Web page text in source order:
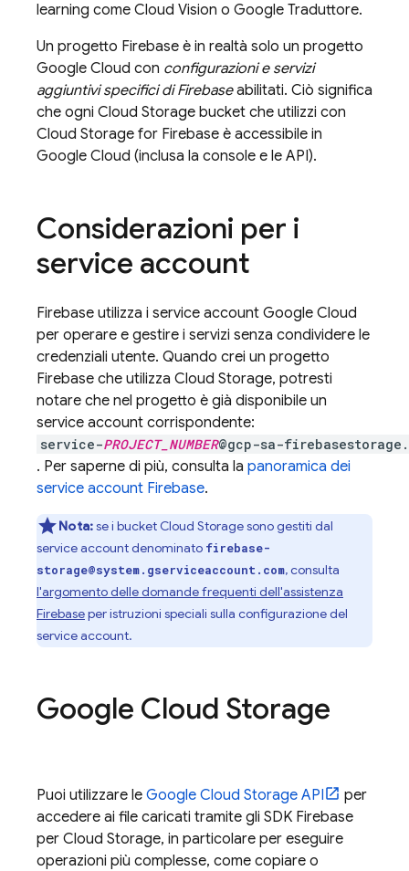
learning come Cloud Vision o Google Traduttore.
Un progetto Firebase è in realtà solo un progetto
Google Cloud con configurazioni e servizi
aggiuntivi specifici di Firebaseabilitati. Ciò significa
che ogni Cloud Storage bucket che utilizzi con
Cloud Storage for Firebase è accessibile in
Google Cloud (inclusa la console e le API).
Considerazioni per i
service account
Firebase utilizza i service account Google Cloud
per operare e gestire i servizi senza condividere le
credenziali utente. Quando crei un progetto
Firebase che utilizza Cloud Storage, potresti
notare che nel progetto è già disponibile un
service account corrispondente:
service-PROJECT_NUMBER@gcp-sa-
. Per saperne di più, consulta la panoramica dei
service account Firebase.
Nota:se i bucket Cloud Storagesono gestiti dal
service account denominato firebase-
storage@system.gserviceaccount.com, consulta
l'argomento delle domande frequenti dell'assistenza
Firebaseper istruzioni speciali sulla configurazione del
service account.
Google Cloud Storage
Puoi utilizzare le Google Cloud Storage API
per
accedere ai file caricati tramite gli SDK Firebase
per Cloud Storage, in particolare per eseguire
operazioni più complesse, come copiare o